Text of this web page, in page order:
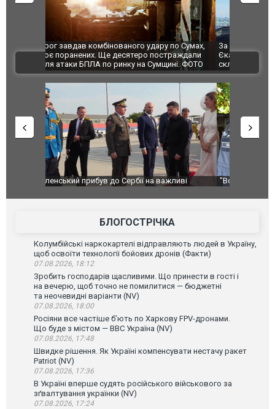
За 2000 кілометрів від кордону з Україною: в
Єкатеринбурзі після атаки дронів загорівся
склад Wildberries. ФОТО. ВІДЕО
"Мої
ВІДЕО
"Вони воюють, самі хочуть воювати, бо дурні": у
зневажливих слів про українських захисників.
В
порт: над
ВІДЕО
БЛОГОСТРІЧКА
Колумбійські наркокартелі відправляють людей в Україну,
щоб освоїти технології бойових дронів (Факти)
07.08.2026, 18:12
Зробить господарів щасливими. Що принести в гості і
на вечерю, щоб точно не помилитися — бюджетні
та неочевидні варіанти (NV)
07.08.2026, 18:00
Росіяни все частіше бʼють по Харкову FPV-дронами.
Що буде з містом — ВВС Україна (NV)
07.08.2026, 17:48
Швидке рішення. Як Україні компенсувати нестачу ракет
Patriot (NV)
07.08.2026, 17:36
В Україні вперше судять російського військового за
зґвалтування українки (NV)
07.08.2026, 17:24